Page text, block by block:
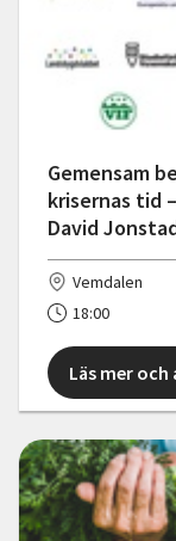
Gemensam
krisernas tid
David
Vemdalen
18:00
Läs mer och